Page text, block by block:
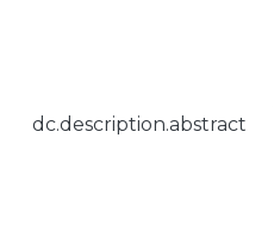
dc.description.abstract